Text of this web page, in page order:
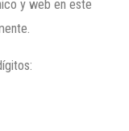
y web en este